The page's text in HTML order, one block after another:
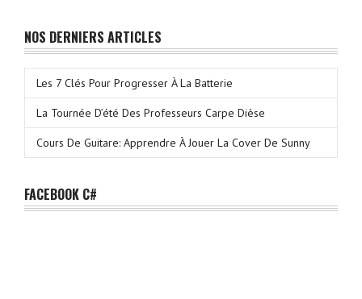
NOS DERNIERS ARTICLES
Les 7 Clés Pour Progresser À La Batterie
La Tournée D’été Des Professeurs Carpe Dièse
Cours De Guitare: Apprendre À Jouer La Cover De Sunny
FACEBOOK C#